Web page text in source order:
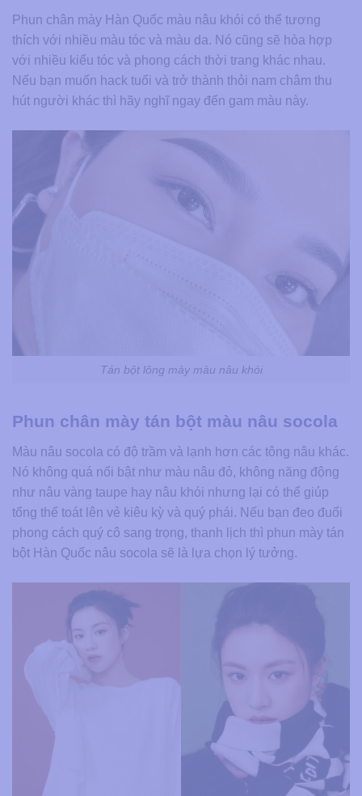
Phun chân mày Hàn Quốc màu nâu khói có thể tương
thích với nhiều màu tóc và màu da. Nó cũng sẽ hòa hợp
với nhiều kiểu tóc và phong cách thời trang khác nhau.
Nếu bạn muốn hack tuổi và trở thành thỏi nam châm thu
hút người khác thì hãy nghĩ ngay đến gam màu này.
Tán bột lông mày màu nâu khói
Phun chân mày tán bột màu nâu socola
Màu nâu socola có độ trầm và lạnh hơn các tông nâu khác.
Nó không quá nổi bật như màu nâu đỏ, không năng động
như nâu vàng taupe hay nâu khói nhưng lại có thể giúp
tổng thể toát lên vẻ kiêu kỳ và quý phái. Nếu bạn đeo đuổi
phong cách quý cô sang trọng, thanh lịch thì phun mày tán
bột Hàn Quốc nâu socola sẽ là lựa chọn lý tưởng.